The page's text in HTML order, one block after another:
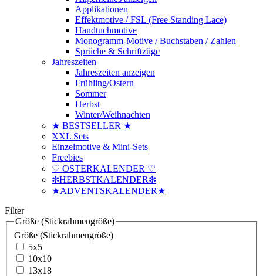
Applikationen
Effektmotive / FSL (Free Standing Lace)
Handtuchmotive
Monogramm-Motive / Buchstaben / Zahlen
Sprüche & Schriftzüge
Jahreszeiten
Jahreszeiten anzeigen
Frühling/Ostern
Sommer
Herbst
Winter/Weihnachten
★ BESTSELLER ★
XXL Sets
Einzelmotive & Mini-Sets
Freebies
♡ OSTERKALENDER ♡
❇HERBSTKALENDER❇
★ADVENTSKALENDER★
Filter
Größe (Stickrahmengröße)
Größe (Stickrahmengröße)
5x5
10x10
13x18